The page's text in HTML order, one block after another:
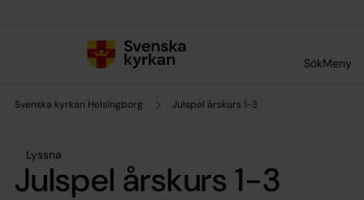
SökMeny
Svenska kyrkan Helsingborg Julspel årskurs 1-3
Lyssna
Julspel årskurs 1-3